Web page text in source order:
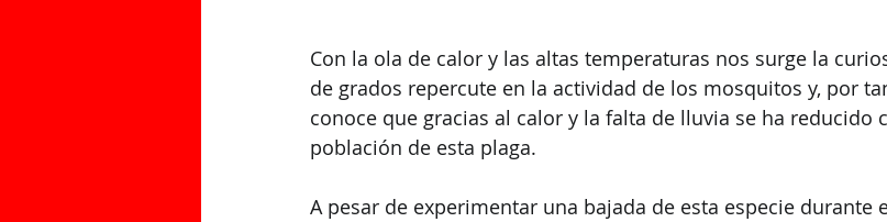
Con la ola de calor y las altas temperaturas nos surge la
de grados repercute en la actividad de los mosquitos y, por
conoce que gracias al calor y la falta de lluvia se ha reducido
población de esta plaga.
A pesar de experimentar una bajada de esta especie durante